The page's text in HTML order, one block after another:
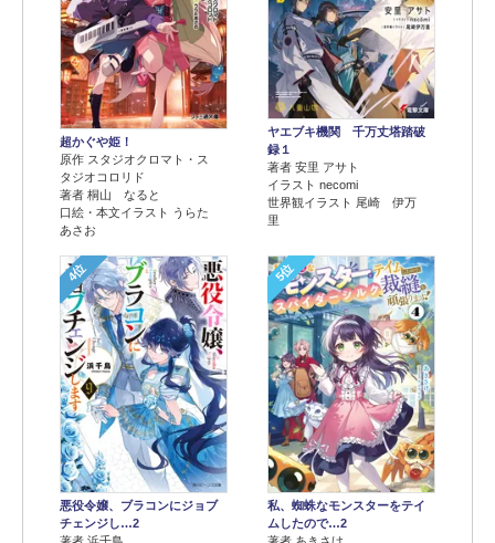
超かぐや姫！
原作 スタジオクロマト・ス
タジオコロリド
著者 桐山 なると
口絵・本文イラスト うらた
あさお
ヤエブキ機関 千万丈塔踏破
録１
著者 安里 アサト
イラスト necomi
世界観イラスト 尾崎 伊万
里
4位
悪役令嬢、ブラコンにジョブ
チェンジし…2
著者 浜千鳥
5位
私、蜘蛛なモンスターをテイ
ムしたので…2